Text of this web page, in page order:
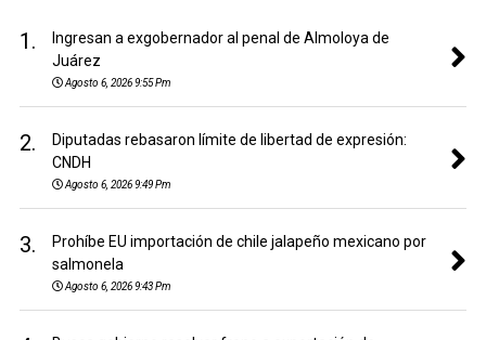
1.
Ingresan a exgobernador al penal de Almoloya de
Juárez
Agosto 6, 2026 9:55 Pm
2.
Diputadas rebasaron límite de libertad de expresión:
CNDH
Agosto 6, 2026 9:49 Pm
3.
Prohíbe EU importación de chile jalapeño mexicano por
salmonela
Agosto 6, 2026 9:43 Pm